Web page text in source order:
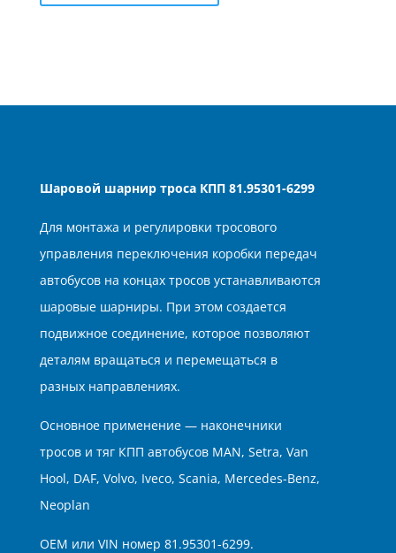
Шаровой шарнир троса КПП 81.95301-6299
Для монтажа и регулировки тросового
управления переключения коробки передач
автобусов на концах тросов устанавливаются
шаровые шарниры. При этом создается
подвижное соединение, которое позволяют
деталям вращаться и перемещаться в
разных направлениях.
Основное применение — наконечники
тросов и тяг КПП автобусов MAN, Setra, Van
Hool, DAF, Volvo, Iveco, Scania, Mercedes-Benz,
Neoplan
ОЕМ или VIN номер 81.95301-6299.